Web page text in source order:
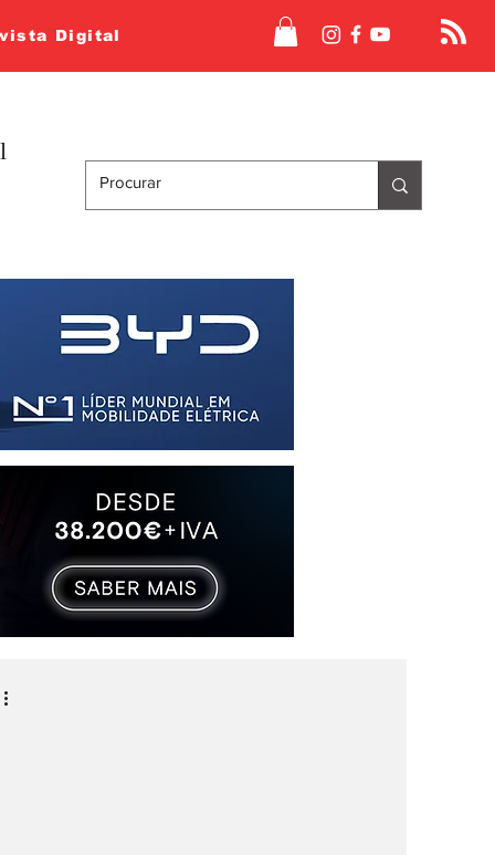
Digital